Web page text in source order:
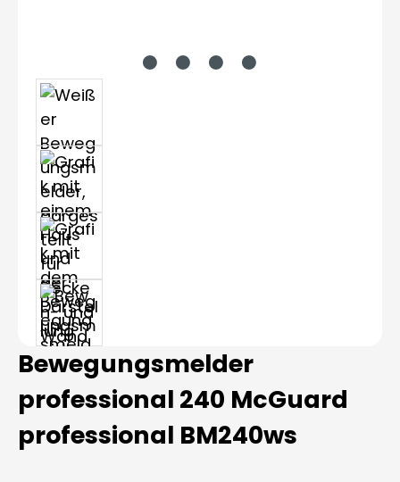
Bewegungsmelder
professional 240 McGuard
professional BM240ws